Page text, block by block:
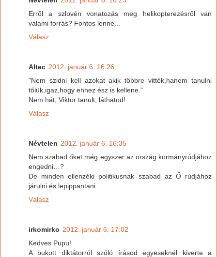
Erről a szlovén vonatozás meg helikopterezésről van
valami forrás? Fontos lenne...
Válasz
Altec 2012. január 6. 16:26
"Nem szidni kell azokat akik többre vitték,hanem tanulni
tőlük,igaz,hogy ehhez ész is kellene."
Nem hát, Viktor tanult, láthatod!
Válasz
Névtelen 2012. január 6. 16:35
Nem szabad őket még egyszer az ország kormányrúdjához
engedni…?
De minden ellenzéki politikusnak szabad az Ő rúdjához
járulni és lepippantani.
Válasz
irkomirko 2012. január 6. 17:02
Kedves Pupu!
A bukott diktátorról szóló írásod egyeseknél kiverte a